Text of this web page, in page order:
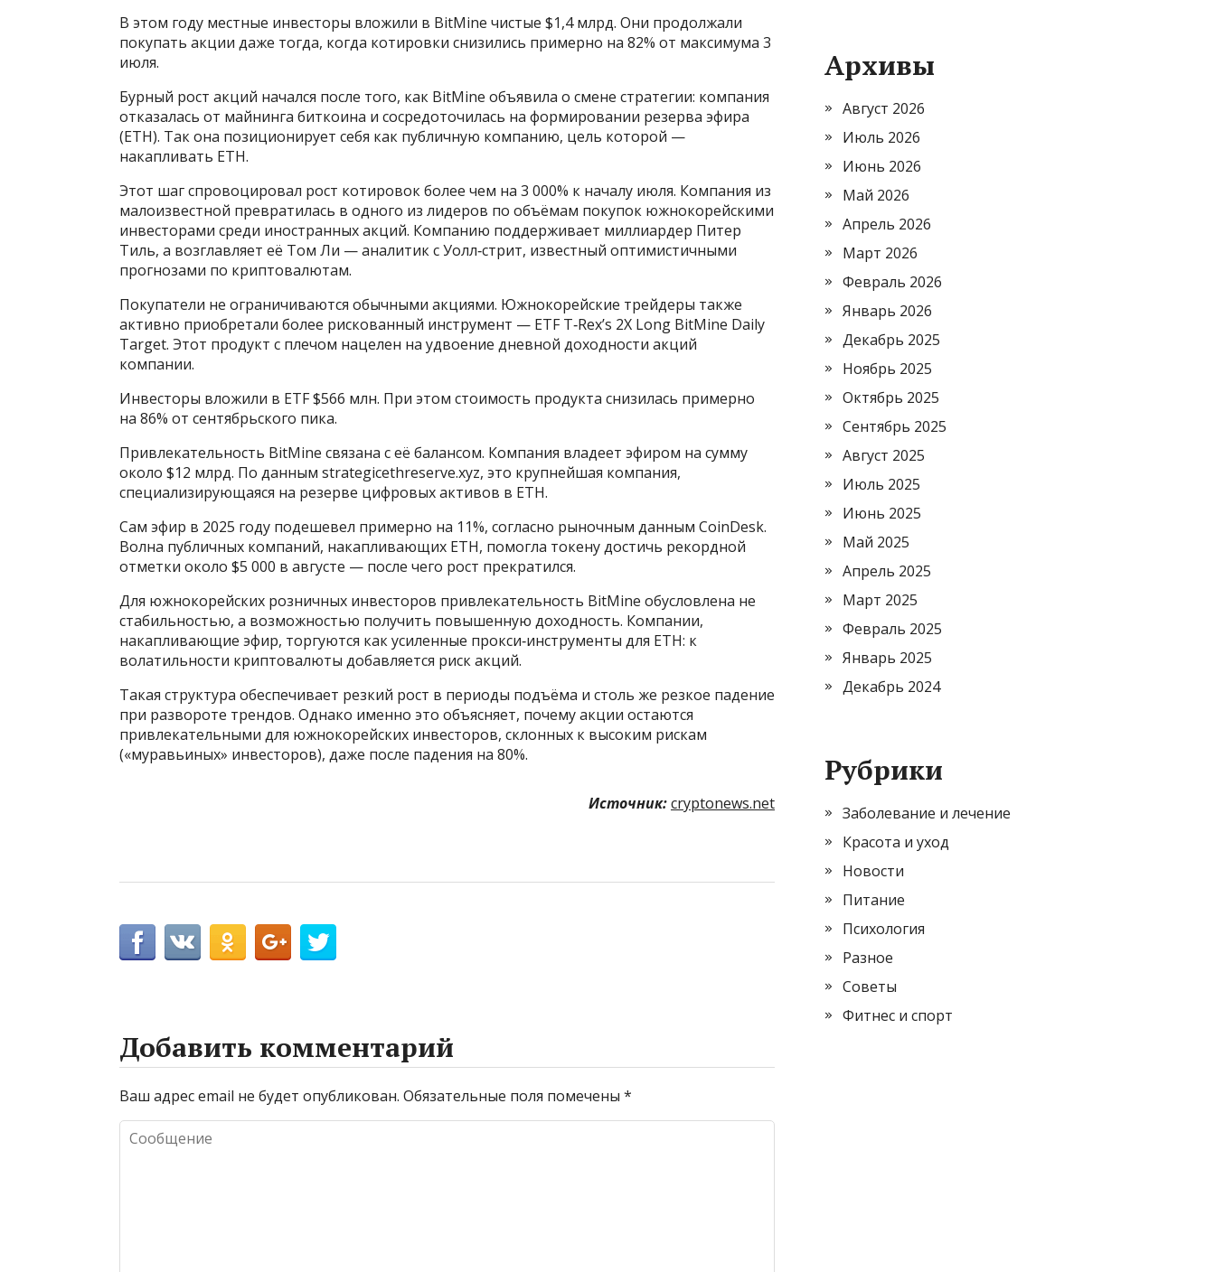
В этом году местные инвесторы вложили в BitMine чистые $1,4 млрд. Они продолжали
покупать акции даже тогда, когда котировки снизились примерно на 82% от максимума 3
июля.
Бурный рост акций начался после того, как BitMine объявила о смене стратегии: компания
отказалась от майнинга биткоина и сосредоточилась на формировании резерва эфира
(ETH). Так она позиционирует себя как публичную компанию, цель которой —
накапливать ETH.
Этот шаг спровоцировал рост котировок более чем на 3 000% к началу июля. Компания из
малоизвестной превратилась в одного из лидеров по объёмам покупок южнокорейскими
инвесторами среди иностранных акций. Компанию поддерживает миллиардер Питер
Тиль, а возглавляет её Том Ли — аналитик с Уолл‑стрит, известный оптимистичными
прогнозами по криптовалютам.
Покупатели не ограничиваются обычными акциями. Южнокорейские трейдеры также
активно приобретали более рискованный инструмент — ETF T‑Rex’s 2X Long BitMine Daily
Target. Этот продукт с плечом нацелен на удвоение дневной доходности акций
компании.
Инвесторы вложили в ETF $566 млн. При этом стоимость продукта снизилась примерно
на 86% от сентябрьского пика.
Привлекательность BitMine связана с её балансом. Компания владеет эфиром на сумму
около $12 млрд. По данным strategicethreserve.xyz, это крупнейшая компания,
специализирующаяся на резерве цифровых активов в ETH.
Сам эфир в 2025 году подешевел примерно на 11%, согласно рыночным данным CoinDesk.
Волна публичных компаний, накапливающих ETH, помогла токену достичь рекордной
отметки около $5 000 в августе — после чего рост прекратился.
Для южнокорейских розничных инвесторов привлекательность BitMine обусловлена не
стабильностью, а возможностью получить повышенную доходность. Компании,
накапливающие эфир, торгуются как усиленные прокси‑инструменты для ETH: к
волатильности криптовалюты добавляется риск акций.
Такая структура обеспечивает резкий рост в периоды подъёма и столь же резкое падение
при развороте трендов. Однако именно это объясняет, почему акции остаются
привлекательными для южнокорейских инвесторов, склонных к высоким рискам
(«муравьиных» инвесторов), даже после падения на 80%.
Источник:cryptonews.net
Добавить комментарий
Ваш адрес email не будет опубликован. Обязательные поля помечены *
Архивы
Август 2026
Июль 2026
Июнь 2026
Май 2026
Апрель 2026
Март 2026
Февраль 2026
Январь 2026
Декабрь 2025
Ноябрь 2025
Октябрь 2025
Сентябрь 2025
Август 2025
Июль 2025
Июнь 2025
Май 2025
Апрель 2025
Март 2025
Февраль 2025
Январь 2025
Декабрь 2024
Рубрики
Заболевание и лечение
Красота и уход
Новости
Питание
Психология
Разное
Советы
Фитнес и спорт